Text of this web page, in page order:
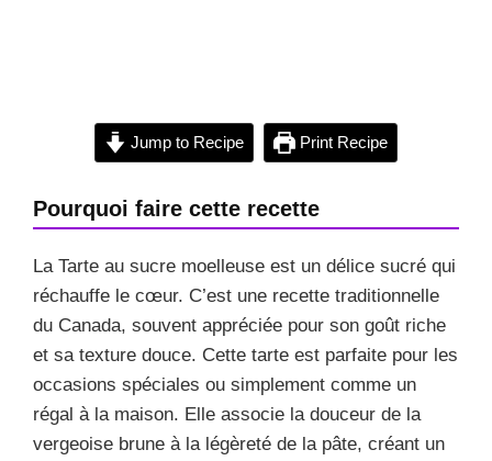
Jump to Recipe Print Recipe
Pourquoi faire cette recette
La Tarte au sucre moelleuse est un délice sucré qui
réchauffe le cœur. C’est une recette traditionnelle
du Canada, souvent appréciée pour son goût riche
et sa texture douce. Cette tarte est parfaite pour les
occasions spéciales ou simplement comme un
régal à la maison. Elle associe la douceur de la
vergeoise brune à la légèreté de la pâte, créant un